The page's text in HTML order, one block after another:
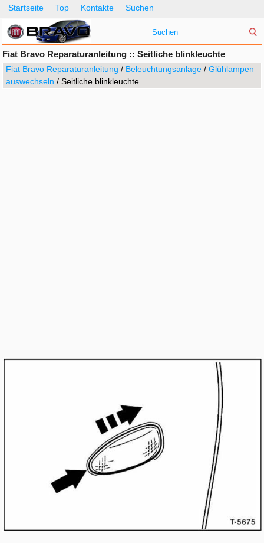
Startseite Top Kontakte Suchen
Fiat Bravo Reparaturanleitung :: Seitliche blinkleuchte
Fiat Bravo Reparaturanleitung / Beleuchtungsanlage /Glühlampen
auswechseln / Seitliche blinkleuchte